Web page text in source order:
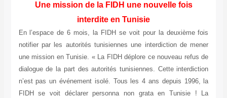
Une mission de la FIDH une nouvelle fois
interdite en Tunisie
En l’espace de 6 mois, la FIDH se voit pour la deuxième fois
notifier par les autorités tunisiennes une interdiction de mener
une mission en Tunisie. « La FIDH déplore ce nouveau refus de
dialogue de la part des autorités tunisiennes. Cette interdiction
n’est pas un événement isolé. Tous les 4 ans depuis 1996, la
FIDH se voit déclarer personna non grata en Tunisie ! La